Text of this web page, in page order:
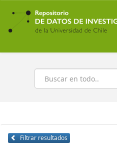
Ir
contenido
principal
Buscar
Filtrar resultados